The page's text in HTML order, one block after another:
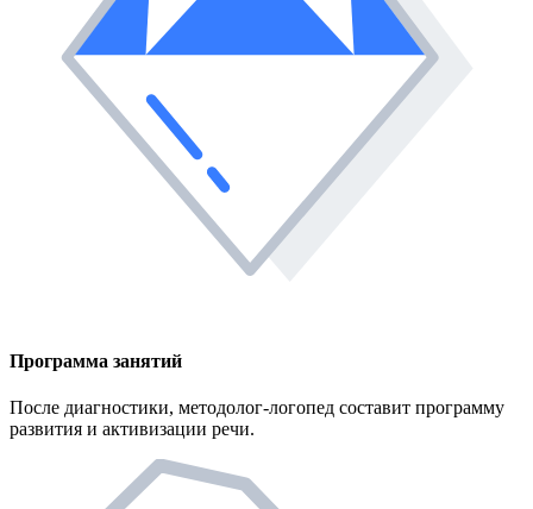
Программа занятий
После диагностики, методолог-логопед составит программу
развития и активизации речи.